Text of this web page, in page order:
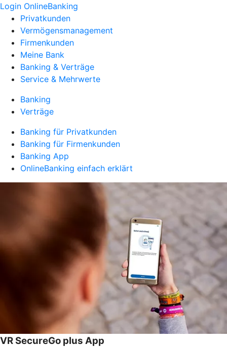
Login OnlineBanking
Privatkunden
Vermögensmanagement
Firmenkunden
Meine Bank
Banking & Verträge
Service & Mehrwerte
Banking
Verträge
Banking für Privatkunden
Banking für Firmenkunden
Banking App
OnlineBanking einfach erklärt
VR SecureGo plus App